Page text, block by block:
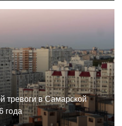
тревоги в Самарской
года